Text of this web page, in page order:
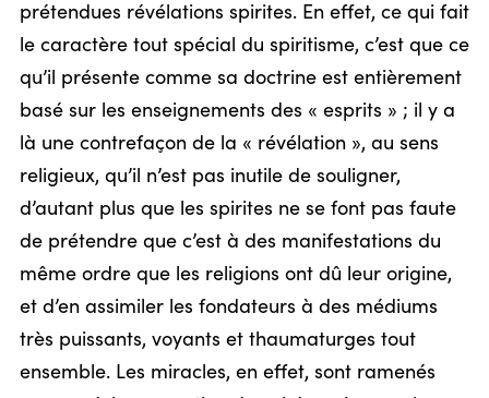
prétendues révélations spirites. En effet, ce qui fait
le caractère tout spécial du spiritisme, c’est que ce
qu’il présente comme sa doctrine est entièrement
basé sur les enseignements des « esprits » ; il y a
là une contrefaçon de la « révélation », au sens
religieux, qu’il n’est pas inutile de souligner,
d’autant plus que les spirites ne se font pas faute
de prétendre que c’est à des manifestations du
même ordre que les religions ont dû leur origine,
et d’en assimiler les fondateurs à des médiums
très puissants, voyants et thaumaturges tout
ensemble. Les miracles, en effet, sont ramenés